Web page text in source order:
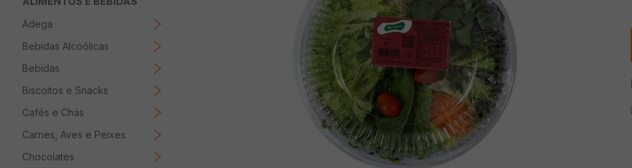
Adega
Bebidas Alcoólicas
Bebidas
Biscoitos e Snacks
Cafés e Chás
Carnes, Aves e Peixes
Chocolates